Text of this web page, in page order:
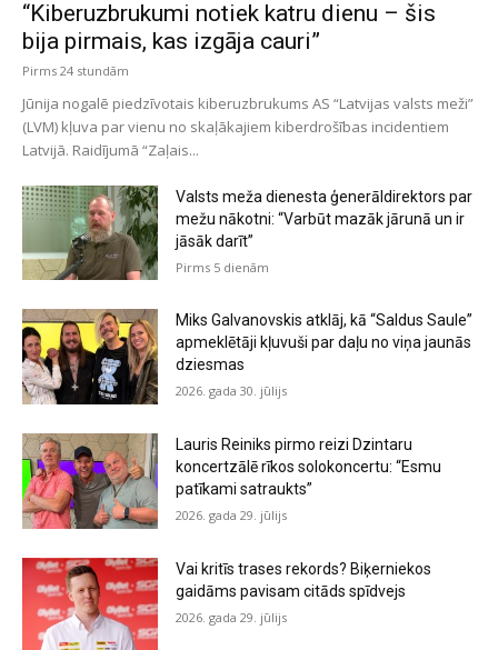
“Kiberuzbrukumi notiek katru dienu – šis
bija pirmais, kas izgāja cauri”
Pirms 24 stundām
Jūnija nogalē piedzīvotais kiberuzbrukums AS “Latvijas valsts meži”
(LVM) kļuva par vienu no skaļākajiem kiberdrošības incidentiem
Latvijā. Raidījumā “Zaļais...
Valsts meža dienesta ģenerāldirektors par
mežu nākotni: “Varbūt mazāk jārunā un ir
jāsāk darīt”
Pirms 5 dienām
Miks Galvanovskis atklāj, kā “Saldus Saule”
apmeklētāji kļuvuši par daļu no viņa jaunās
dziesmas
2026. gada 30. jūlijs
Lauris Reiniks pirmo reizi Dzintaru
koncertzālē rīkos solokoncertu: “Esmu
patīkami satraukts”
2026. gada 29. jūlijs
Vai kritīs trases rekords? Biķerniekos
gaidāms pavisam citāds spīdvejs
2026. gada 29. jūlijs